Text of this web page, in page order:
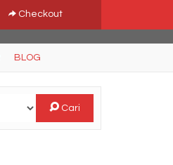
Checkout
BLOG
Cari